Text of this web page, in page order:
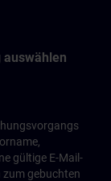
auswählen
gültige E-Mail-
gebuchten